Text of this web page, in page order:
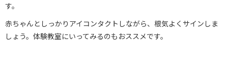
す。
赤ちゃんとしっかりアイコンタクトしながら、根気よくサインしま
しょう。体験教室にいってみるのもおススメです。